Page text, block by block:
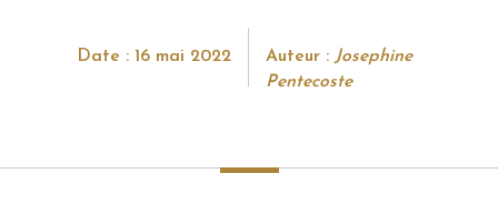
Date : 16 mai 2022 Auteur : Josephine
Pentecoste